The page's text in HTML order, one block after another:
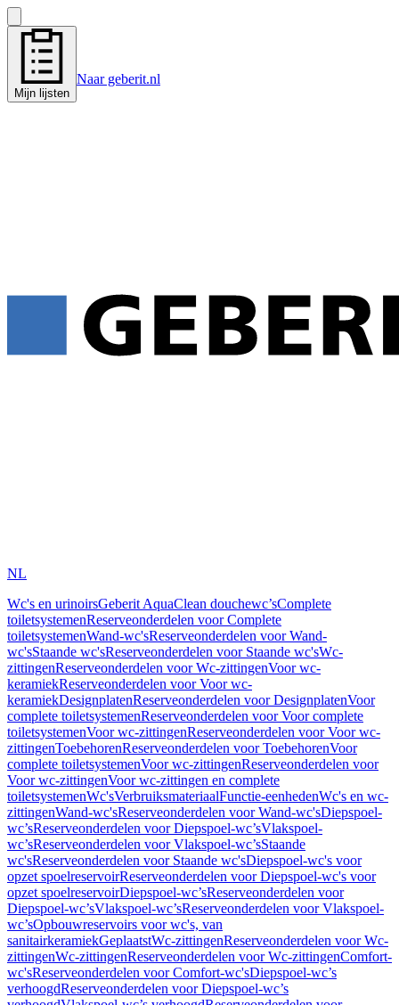
Mijn lijsten
Naar geberit.nl
NL
Wc's en urinoirsGeberit AquaClean douchewc’sComplete
toiletsystemenReserveonderdelen voor Complete
toiletsystemenWand-wc'sReserveonderdelen voor Wand-
wc'sStaande wc'sReserveonderdelen voor Staande wc'sWc-
zittingenReserveonderdelen voor Wc-zittingenVoor wc-
keramiekReserveonderdelen voor Voor wc-
keramiekDesignplatenReserveonderdelen voor DesignplatenVoor
complete toiletsystemenReserveonderdelen voor Voor complete
toiletsystemenVoor wc-zittingenReserveonderdelen voor Voor wc-
zittingenToebehorenReserveonderdelen voor ToebehorenVoor
complete toiletsystemenVoor wc-zittingenReserveonderdelen voor
Voor wc-zittingenVoor wc-zittingen en complete
toiletsystemenWc'sVerbruiksmateriaalFunctie-eenhedenWc's en wc-
zittingenWand-wc'sReserveonderdelen voor Wand-wc'sDiepspoel-
wc’sReserveonderdelen voor Diepspoel-wc’sVlakspoel-
wc’sReserveonderdelen voor Vlakspoel-wc’sStaande
wc'sReserveonderdelen voor Staande wc'sDiepspoel-wc's voor
opzet spoelreservoirReserveonderdelen voor Diepspoel-wc's voor
opzet spoelreservoirDiepspoel-wc’sReserveonderdelen voor
Diepspoel-wc’sVlakspoel-wc’sReserveonderdelen voor Vlakspoel-
wc’sOpbouwreservoirs voor wc's, van
sanitairkeramiekGeplaatstWc-zittingenReserveonderdelen voor Wc-
zittingenWc-zittingenReserveonderdelen voor Wc-zittingenComfort-
wc'sReserveonderdelen voor Comfort-wc'sDiepspoel-wc’s
verhoogdReserveonderdelen voor Diepspoel-wc’s